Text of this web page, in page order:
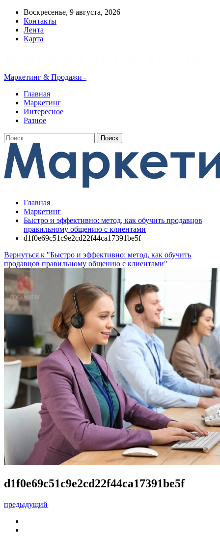
Воскресенье, 9 августа, 2026
Контакты
Лента
Карта
Маркетинг & Продажи -
Главная
Маркетинг
Интересное
Разное
Главная
Маркетинг
Быстро и эффективно: метод, как обучить продавцов
правильному общению с клиентами
d1f0e69c51c9e2cd22f44ca17391be5f
Вернуться к "Быстро и эффективно: метод, как обучить
продавцов правильному общению с клиентами"
d1f0e69c51c9e2cd22f44ca17391be5f
предыдущий